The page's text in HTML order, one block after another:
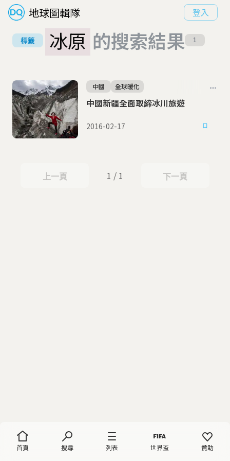
地球圖輯隊 登入
首頁 搜尋 列表 世界盃 贊助
標籤 冰原 的搜索結果 1
中國新疆全面取締冰川旅遊
中國 全球暖化
2016-02-17
上一頁
上一頁 1 / 1 下一頁
下一頁